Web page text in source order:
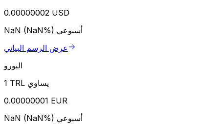
0.00000002 USD
NaN (NaN%) أسبوعي
عرض الرسم البياني
اليورو
1 TRL يساوي
0.00000001 EUR
NaN (NaN%) أسبوعي